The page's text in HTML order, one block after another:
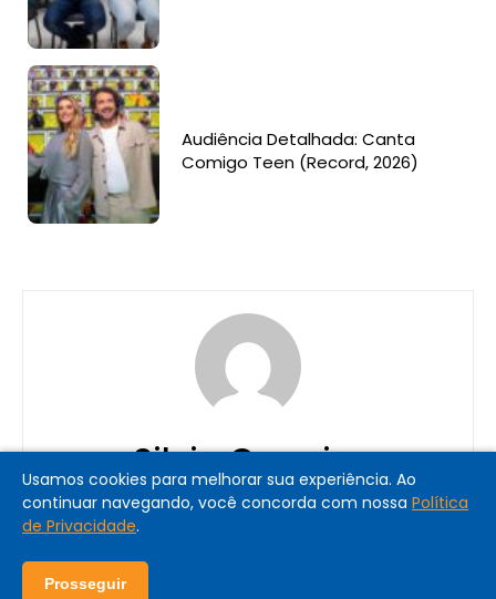
Audiência Detalhada: Canta
Comigo Teen (Record, 2026)
Silvia Carreiro
Usamos cookies para melhorar sua experiência. Ao
continuar navegando, você concorda com nossa Política
de Privacidade.
Prosseguir